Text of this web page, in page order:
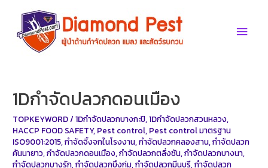
content
Main
1Dกำจัดปลวกดอนเมือง
TOPKEYWORD/1Dกำจัดปลวกบางกะปิ,1Dกำจัดปลวกสวนหลวง,
HACCP FOOD SAFETY, Pest control, Pest control มาตรฐาน
ISO9001:2015,กำจัดจิ้งจกในโรงงาน,กำจัดปลวกคลองสาน,กำจัดปลวก
คันนายาว,กำจัดปลวกดอนเมือง,กำจัดปลวกตลิ่งชัน,กำจัดปลวกบางนา,
กำจัดปลวกบางรัก,กำจัดปลวกบึงกุ่ม,กำจัดปลวกมีนบุรี,กำจัดปลวก